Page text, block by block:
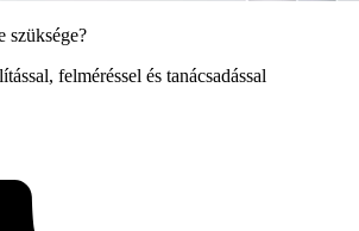
szüksége?
felméréssel és tanácsadással